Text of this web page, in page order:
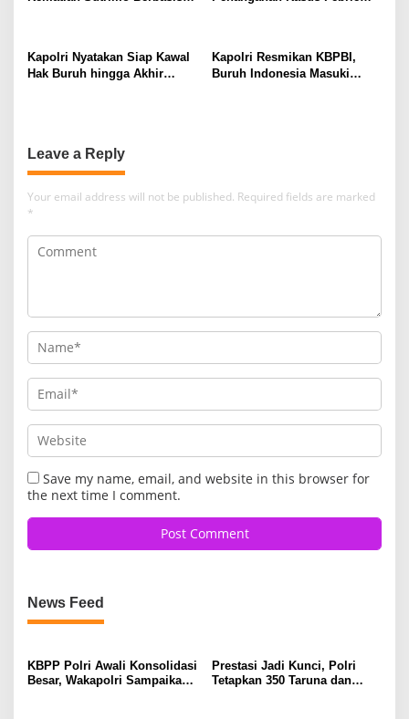
Kapolri Nyatakan Siap Kawal
Hak Buruh hingga Akhir
Kapolri Resmikan KBPBI,
Buruh Indonesia Masuki
Leave a Reply
Your email address will not be published. Required fields are marked
*
Save my name, email, and website in this browser for
the next time I comment.
News Feed
KBPP Polri Awali Konsolidasi
Besar, Wakapolri Sampaikan
Prestasi Jadi Kunci, Polri
Tetapkan 350 Taruna dan